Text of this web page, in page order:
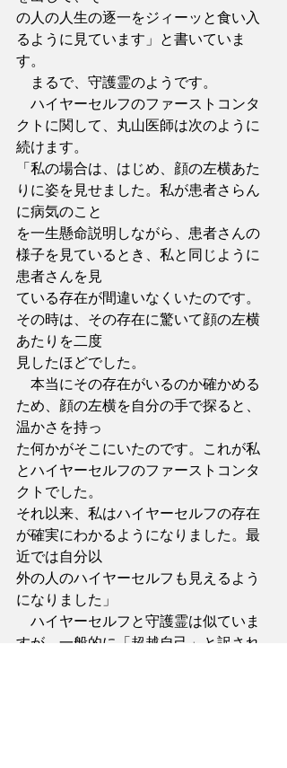
の人の人生の逐一をジィーッと食い入
るように見ています」と書いていま
す。
まるで、守護霊のようです。
ハイヤーセルフのファーストコンタ
クトに関して、丸山医師は次のように
続けます。
「私の場合は、はじめ、顔の左横あた
りに姿を見せました。私が患者さらん
に病気のこと
を一生懸命説明しながら、患者さんの
様子を見ているとき、私と同じように
患者さんを見
ている存在が間違いなくいたのです。
その時は、その存在に驚いて顔の左横
あたりを二度
見したほどでした。
本当にその存在がいるのか確かめる
ため、顔の左横を自分の手で探ると、
温かさを持っ
た何かがそこにいたのです。これが私
とハイヤーセルフのファーストコンタ
クトでした。
それ以来、私はハイヤーセルフの存在
が確実にわかるようになりました。最
近では自分以
外の人のハイヤーセルフも見えるよう
になりました」
ハイヤーセルフと守護霊は似ていま
すが、一般的に「超越自己」と訳され